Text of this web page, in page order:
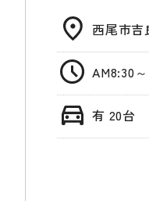
西尾市吉
AM8:30
有 20台